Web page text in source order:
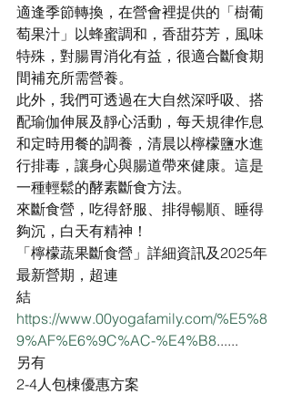
適逢季節轉換，在營會裡提供的「樹葡
萄果汁」以蜂蜜調和，香甜芬芳，風味
特殊，對腸胃消化有益，很適合斷食期
間補充所需營養。
此外，我們可透過在大自然深呼吸、搭
配瑜伽伸展及靜心活動，每天規律作息
和定時用餐的調養，清晨以檸檬鹽水進
行排毒，讓身心與腸道帶來健康。這是
一種輕鬆的酵素斷食方法。
來斷食營，吃得舒服、排得暢順、睡得
夠沉，白天有精神！
「檸檬蔬果斷食營」詳細資訊及2025年
最新營期，超連
結
https://www.00yogafamily.com/%E5%8
9%AF%E6%9C%AC-%E4%B8......
另有
2-4人包棟優惠方案